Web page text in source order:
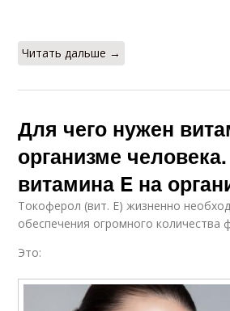
Читать дальше →
Для чего нужен
организме
витамина E на
Токоферол (вит. Е) жизненно
обеспечения огромного количества
Это: